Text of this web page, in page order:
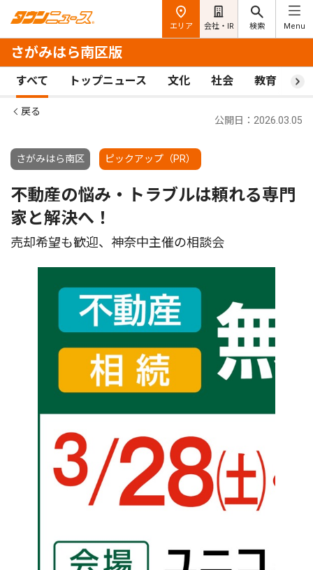
エリア 会社・IR 検索 Menu
さがみはら南区版
すべて トップニュース 文化 社会 教育 ス
戻る
さがみはら南区 ピックアップ（PR）
公開日：2026.03.05
不動産の悩み・トラブルは頼れる専門
家と解決へ！
売却希望も歓迎、神奈中主催の相談会